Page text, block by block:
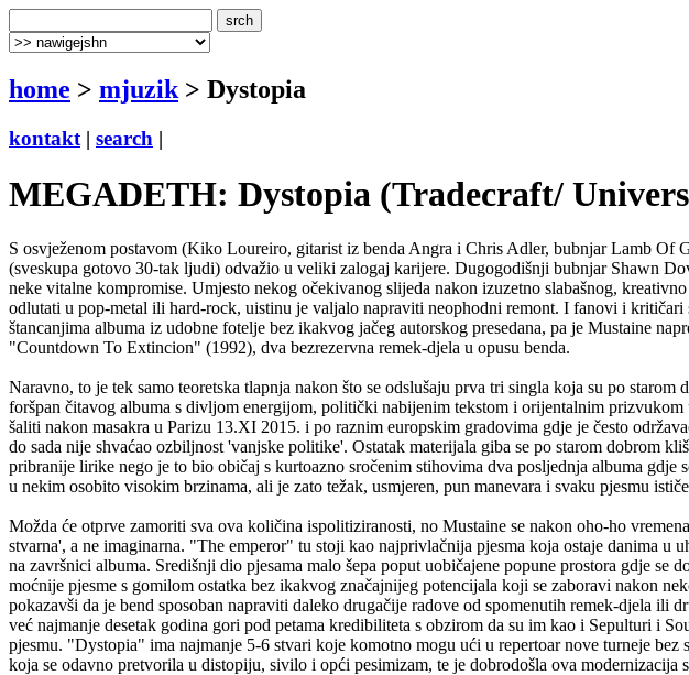
home > mjuzik > Dystopia
kontakt | search |
MEGADETH: Dystopia (Tradecraft/
S osvježenom postavom (Kiko Loureiro, gitarist iz benda Angra i Chris Adler, bubnjar Lamb Of
(sveskupa gotovo 30-tak ljudi) odvažio u veliki zalogaj karijere. Dugogodišnji bubnjar Shawn
neke vitalne kompromise. Umjesto nekog očekivanog slijeda nakon izuzetno slabašnog,
odlutati u pop-metal ili hard-rock, uistinu je valjalo napraviti neophodni remont. I fanovi i
štancanjima albuma iz udobne fotelje bez ikakvog jačeg autorskog presedana, pa je Mustaine
"Countdown To Extincion" (1992), dva bezrezervna remek-djela u opusu benda.
Naravno, to je tek samo teoretska tlapnja nakon što se odslušaju prva tri singla koja su po
foršpan čitavog albuma s divljom energijom, politički nabijenim tekstom i orijentalnim
šaliti nakon masakra u Parizu 13.XI 2015. i po raznim europskim gradovima gdje je često
do sada nije shvaćao ozbiljnost 'vanjske politike'. Ostatak materijala giba se po starom dobrom
pribranije lirike nego je to bio običaj s kurtoazno sročenim stihovima dva posljednja albuma
u nekim osobito visokim brzinama, ali je zato težak, usmjeren, pun manevara i svaku pjesmu
Možda će otprve zamoriti sva ova količina ispolitiziranosti, no Mustaine se nakon oho-ho
stvarna', a ne imaginarna. "The emperor" tu stoji kao najprivlačnija pjesma koja ostaje danima
na završnici albuma. Središnji dio pjesama malo šepa poput uobičajene popune prostora gdje
moćnije pjesme s gomilom ostatka bez ikakvog značajnijeg potencijala koji se zaboravi nakon
pokazavši da je bend sposoban napraviti daleko drugačije radove od spomenutih remek-djela
već najmanje desetak godina gori pod petama kredibiliteta s obzirom da su im kao i Sepulturi i
pjesmu. "Dystopia" ima najmanje 5-6 stvari koje komotno mogu ući u repertoar nove turneje
koja se odavno pretvorila u distopiju, sivilo i opći pesimizam, te je dobrodošla ova modernizacija